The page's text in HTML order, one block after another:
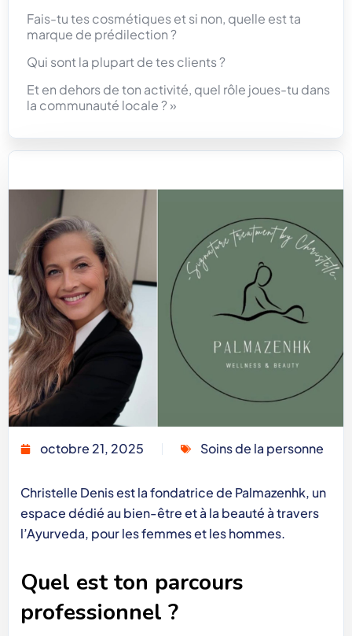
octobre 21, 2025 Soins de la personne
Christelle Denis est la fondatrice de Palmazenhk, un
espace dédié au bien-être et à la beauté à travers
l’Ayurveda, pour les femmes et les hommes.
Quel est ton parcours
professionnel ?
Fais-tu tes cosmétiques et si non, quelle est ta
marque de prédilection ?
Qui sont la plupart de tes clients ?
Et en dehors de ton activité, quel rôle joues-tu dans
la communauté locale ? »